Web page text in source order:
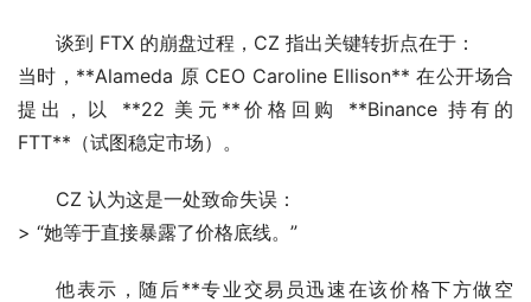
谈到 FTX 的崩盘过程，CZ 指出关键转折点在于：
当时，**Alameda 原 CEO Caroline Ellison** 在公开场合
提出，以 **22 美元**价格回购 **Binance 持有的
FTT**（试图稳定市场）。
CZ 认为这是一处致命失误：
> “她等于直接暴露了价格底线。”
他表示，随后**专业交易员迅速在该价格下方做空